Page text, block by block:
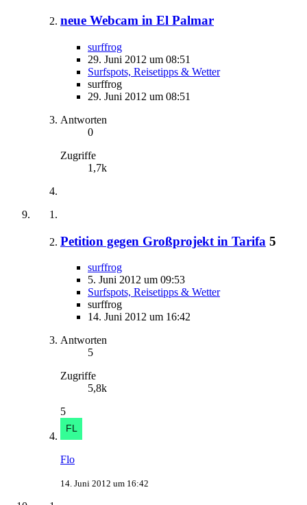
neue Webcam in El Palmar
surffrog
29. Juni 2012 um 08:51
Surfspots, Reisetipps & Wetter
surffrog
29. Juni 2012 um 08:51
Antworten
0
Zugriffe
1,7k
Petition gegen Großprojekt in Tarifa 5
surffrog
5. Juni 2012 um 09:53
Surfspots, Reisetipps & Wetter
surffrog
14. Juni 2012 um 16:42
Antworten
5
Zugriffe
5,8k
5
Flo
14. Juni 2012 um 16:42